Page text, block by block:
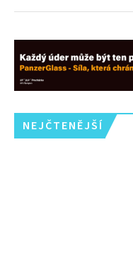
NEJČTENĚJŠÍ